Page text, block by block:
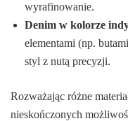
wyrafinowanie.
Denim w kolorze
elementami (np.
styl z nutą precyzji.
Rozważając różne
nieskończonych